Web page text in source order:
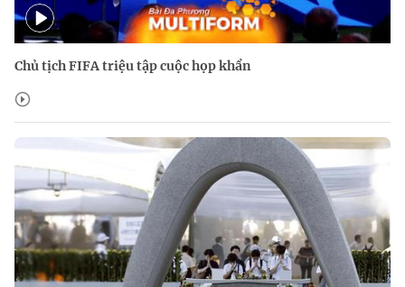
Chủ tịch FIFA triệu tập cuộc họp khẩn